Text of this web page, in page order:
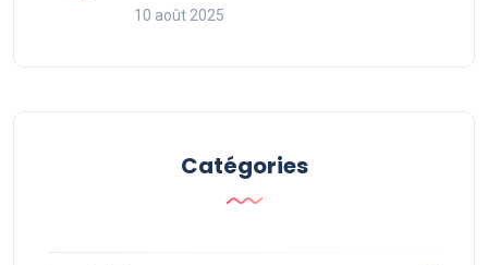
10 août 2025
Catégories